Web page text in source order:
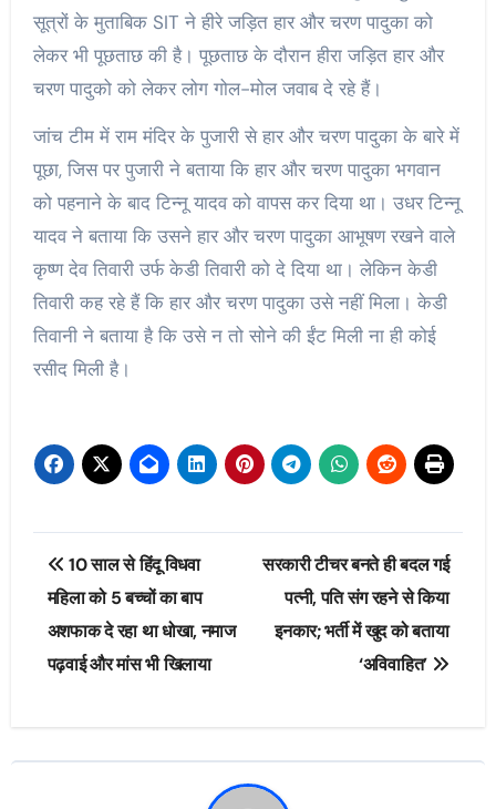
सूत्रों के मुताबिक SIT ने हीरे जड़ित हार और चरण पादुका को
लेकर भी पूछताछ की है। पूछताछ के दौरान हीरा जड़ित हार और
चरण पादुको को लेकर लोग गोल-मोल जवाब दे रहे हैं।
जांच टीम में राम मंदिर के पुजारी से हार और चरण पादुका के बारे में
पूछा, जिस पर पुजारी ने बताया कि हार और चरण पादुका भगवान
को पहनाने के बाद टिन्नू यादव को वापस कर दिया था। उधर टिन्नू
यादव ने बताया कि उसने हार और चरण पादुका आभूषण रखने वाले
कृष्ण देव तिवारी उर्फ केडी तिवारी को दे दिया था। लेकिन केडी
तिवारी कह रहे हैं कि हार और चरण पादुका उसे नहीं मिला। केडी
तिवानी ने बताया है कि उसे न तो सोने की ईंट मिली ना ही कोई
रसीद मिली है।
Post
navigation
10 साल से हिंदू विधवा
महिला को 5 बच्चों का बाप
अशफाक दे रहा था धोखा, नमाज
पढ़वाई और मांस भी खिलाया
सरकारी टीचर बनते ही बदल गई
पत्नी, पति संग रहने से किया
इनकार; भर्ती में खुद को बताया
‘अविवाहित’